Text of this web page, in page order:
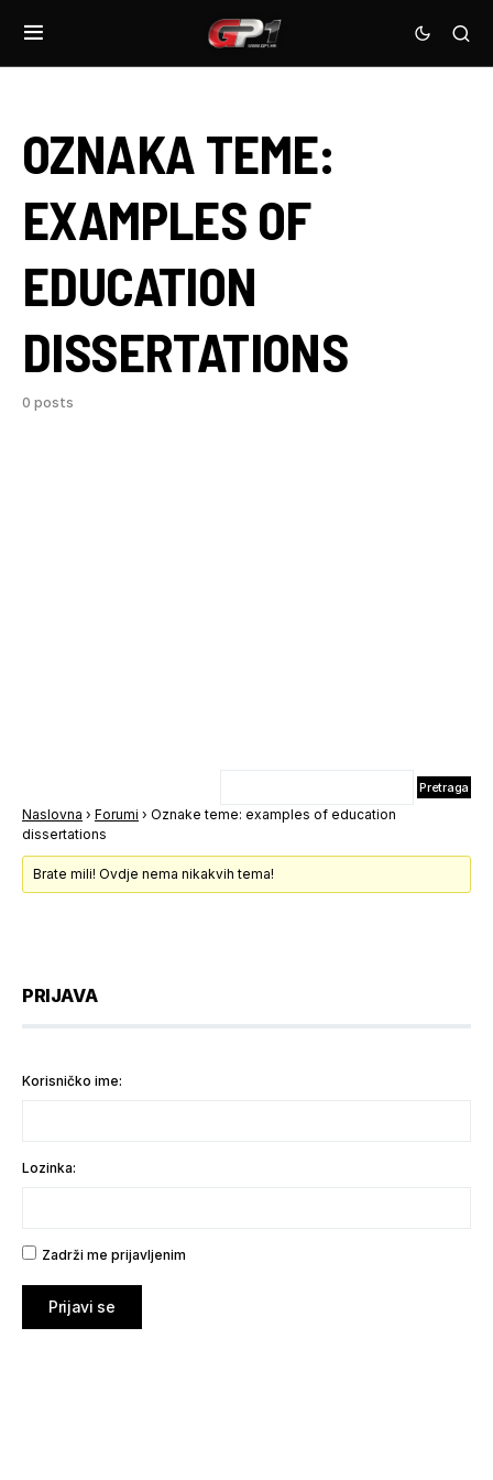
OZNAKA TEME:
EXAMPLES OF
EDUCATION
DISSERTATIONS
0 posts
Naslovna › Forumi › Oznake teme: examples of education
dissertations
Brate mili! Ovdje nema nikakvih tema!
PRIJAVA
Korisničko ime:
Lozinka:
Zadrži me prijavljenim
Prijavi se